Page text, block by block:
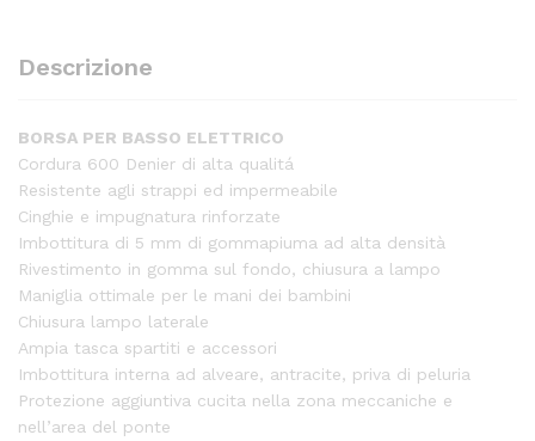
Descrizione
BORSA PER BASSO ELETTRICO
Cordura 600 Denier di alta qualitá
Resistente agli strappi ed impermeabile
Cinghie e impugnatura rinforzate
Imbottitura di 5 mm di gommapiuma ad alta densità
Rivestimento in gomma sul fondo, chiusura a lampo
Maniglia ottimale per le mani dei bambini
Chiusura lampo laterale
Ampia tasca spartiti e accessori
Imbottitura interna ad alveare, antracite, priva di peluria
Protezione aggiuntiva cucita nella zona meccaniche e
nell’area del ponte